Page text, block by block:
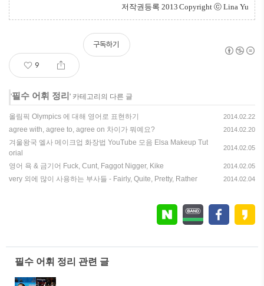
저작권등록 2013 Copyright ⓒ Lina Yu
9
구독하기
'필수 어휘 정리 ' 카테고리의 다른 글
올림픽 Olympics 에 대해 영어로 표현하기 2014.02.22
agree with, agree to, agree on 차이가 뭐예요? 2014.02.20
겨울왕국 엘사 메이크업 화장법 YouTube 모음 Elsa Makeup Tut
orial
2014.02.05
영어 욕 & 금기어 Fuck, Cunt, Faggot Nigger, Kike 2014.02.05
very 외에 많이 사용하는 부사들 - Fairly, Quite, Pretty, Rather 2014.02.04
필수 어휘 정리 관련 글